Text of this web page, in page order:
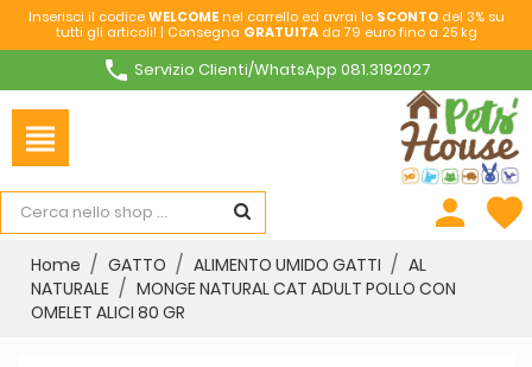
Inserisci il codiceWELCOMEnel carrello ed avrai lo SCONTOdel 3% su
tutti gli articoli! | Consegna GRATUITAda 79 euro fino a 25 kg
phone Servizio Clienti/WhatsApp 081.3192027
view_headline
person favorite
Home GATTO ALIMENTO UMIDO GATTI
AL
NATURALE
MONGE NATURAL CAT ADULT POLLO CON
OMELET ALICI 80 GR